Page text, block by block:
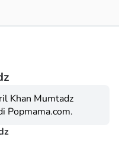
Khan Mumtadz
Popmama.com.